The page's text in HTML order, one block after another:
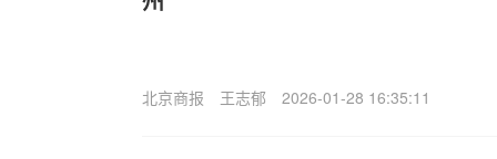
北京商报 王志郁 2026-01-28 16:35:11